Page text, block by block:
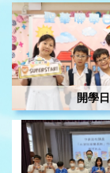
開學日